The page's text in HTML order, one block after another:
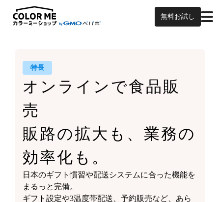
無料お試し
特長
オンラインで食品販
売
販路の拡大も、業務の
効率化も。
日本のギフト慣習や配送システムに合った機能を
まるっと完備。
ギフト設定や3温度帯配送、予約販売など、 あら